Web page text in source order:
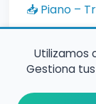
📥 Piano –
Utilizamos
Gestiona